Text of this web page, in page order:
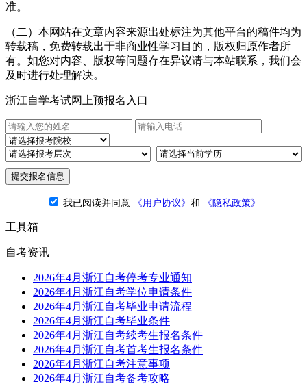
准。
（二）本网站在文章内容来源出处标注为其他平台的稿件均为
转载稿，免费转载出于非商业性学习目的，版权归原作者所
有。如您对内容、版权等问题存在异议请与本站联系，我们会
及时进行处理解决。
浙江自学考试网上预报名入口
提交报名信息
我已阅读并同意 《用户协议》 和 《隐私政策》
工具箱
自考资讯
2026年4月浙江自考停考专业通知
2026年4月浙江自考学位申请条件
2026年4月浙江自考毕业申请流程
2026年4月浙江自考毕业条件
2026年4月浙江自考续考生报名条件
2026年4月浙江自考首考生报名条件
2026年4月浙江自考注意事项
2026年4月浙江自考备考攻略